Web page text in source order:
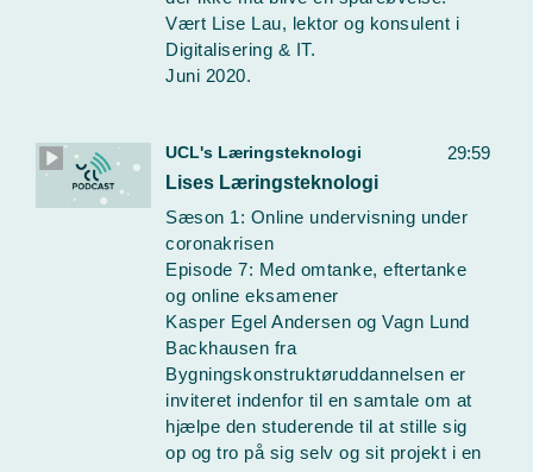
Vært Lise Lau, lektor og konsulent i
Digitalisering & IT.
Juni 2020.
29:59
UCL's Læringsteknologi
Lises Læringsteknologi
Sæson 1: Online undervisning under
coronakrisen
Episode 7: Med omtanke, eftertanke
og online eksamener
Kasper Egel Andersen og Vagn Lund
Backhausen fra
Bygningskonstruktøruddannelsen er
inviteret indenfor til en samtale om at
hjælpe den studerende til at stille sig
op og tro på sig selv og sit projekt i en